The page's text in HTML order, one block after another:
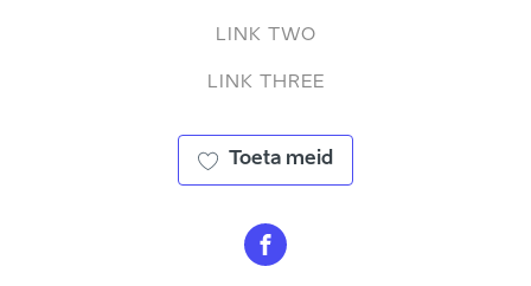
LINK TWO
LINK THREE
Toeta meid